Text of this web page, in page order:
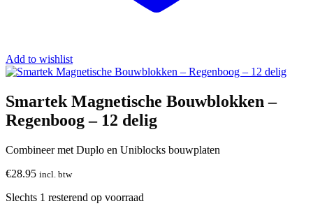
Add to wishlist
Smartek Magnetische Bouwblokken –
Regenboog – 12 delig
Combineer met Duplo en Uniblocks bouwplaten
€28.95 incl. btw
Slechts 1 resterend op voorraad